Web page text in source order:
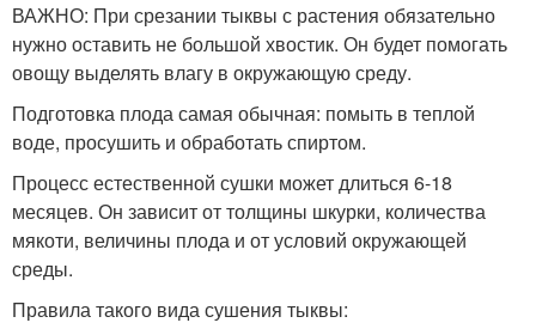
ВАЖНО: При срезании тыквы с растения обязательно
нужно оставить не большой хвостик. Он будет помогать
овощу выделять влагу в окружающую среду.
Подготовка плода самая обычная: помыть в теплой
воде, просушить и обработать спиртом.
Процесс естественной сушки может длиться 6-18
месяцев. Он зависит от толщины шкурки, количества
мякоти, величины плода и от условий окружающей
среды.
Правила такого вида сушения тыквы: